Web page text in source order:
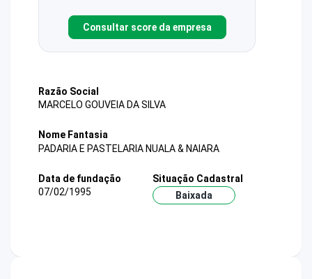
Consultar score da empresa
Razão Social
MARCELO GOUVEIA DA SILVA
Nome Fantasia
PADARIA E PASTELARIA NUALA & NAIARA
Data de fundação
07/02/1995
Situação Cadastral
Baixada